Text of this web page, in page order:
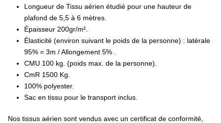
Longueur de Tissu aérien étudié pour une hauteur de
plafond de 5,5 à 6 mètres.
Épaisseur 200gr/m².
Élasticité (environ suivant le poids de la personne) : latérale
95% = 3m / Allongement 5% .
CMU 100 kg. (poids max. de la personne).
CmR 1500 Kg.
100% polyester.
Sac en tissu pour le transport inclus.
Nos tissus aérien sont vendus avec un certificat de conformité,